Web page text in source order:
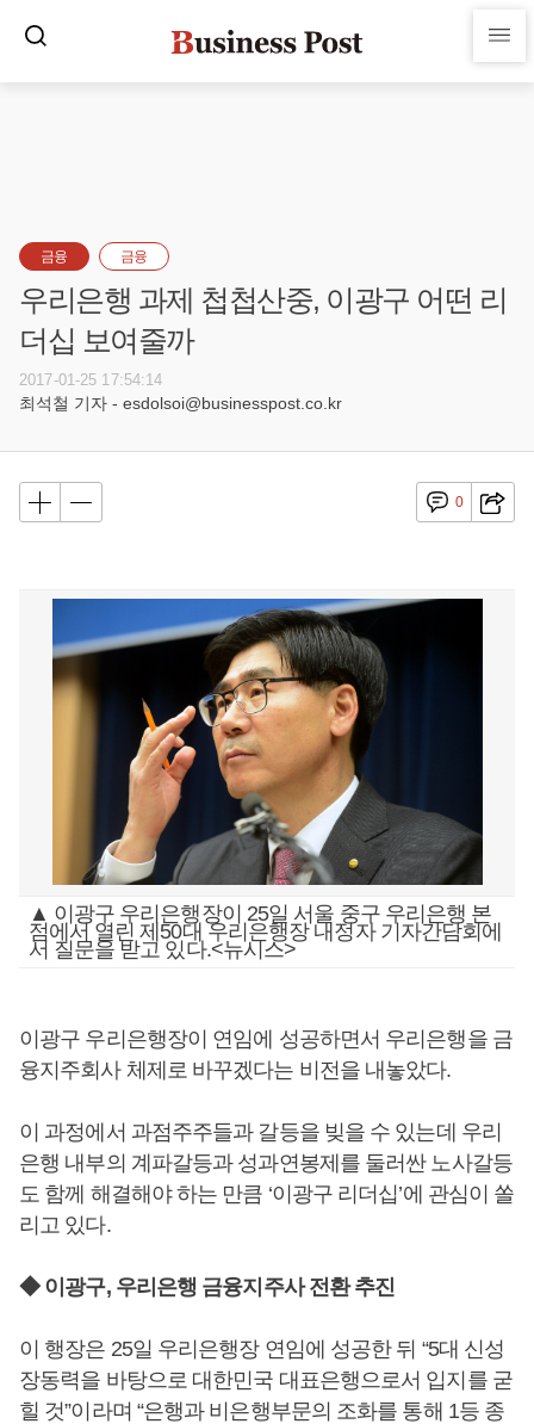
금융 금융
우리은행 과제 첩첩산중, 이광구 어떤 리
더십 보여줄까
2017-01-25 17:54:14
최석철 기자 - esdolsoi@businesspost.co.kr
0
▲ 이광구 우리은행장이 25일 서울 중구 우리은행 본
점에서 열린 제50대 우리은행장 내정자 기자간담회에
서 질문을 받고 있다.<뉴시스>
이광구 우리은행장이 연임에 성공하면서 우리은행을 금
융지주회사 체제로 바꾸겠다는 비전을 내놓았다.
이 과정에서 과점주주들과 갈등을 빚을 수 있는데 우리
은행 내부의 계파갈등과 성과연봉제를 둘러싼 노사갈등
도 함께 해결해야 하는 만큼 ‘이광구 리더십’에 관심이 쏠
리고 있다.
◆ 이광구, 우리은행 금융지주사 전환 추진
이 행장은 25일 우리은행장 연임에 성공한 뒤 “5대 신성
장동력을 바탕으로 대한민국 대표은행으로서 입지를 굳
힐 것”이라며 “은행과 비은행부문의 조화를 통해 1등 종